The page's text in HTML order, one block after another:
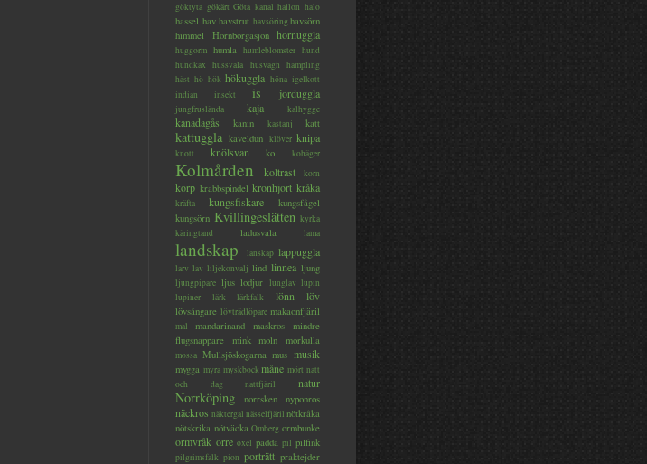
göktyta gökärt Göta kanal hallon halo
hassel hav havstrut havsöring havsörn
himmel
Hornborgasjön hornuggla
huggorm humla humleblomster hund
hundkäx
hussvala husvagn
hämpling
häst hö hök hökuggla höna igelkott
indian
insekt is jorduggla
jungfruslända kaja kalhygge
kanadagås kanin kastanj katt
kattuggla kaveldun klöver knipa
knott knölsvan ko kohäger
Kolmården koltrast korn
korp krabbspindel kronhjort kråka
kräfta kungsfiskare
kungsfågel
kungsörn Kvillingeslätten kyrka
käringtand
ladusvala lama
landskap lanskap lappuggla
larv lav liljekonvalj lind linnea ljung
ljungpipare ljus lodjur lunglav lupin
lupiner
lärk lärkfalk lönn löv
lövsångare lövträdlöpare makaonfjäril
mal mandarinand maskros
mindre
flugsnappare
mink moln morkulla
mossa Mullsjöskogarna mus musik
mygga myra myskbock måne mört natt
och dag
nattfjäril natur
Norrköping norrsken nyponros
näckros näktergal nässelfjäril nötkråka
nötskrika nötväcka Omberg ormbunke
ormvråk orre oxel padda pil pilfink
pilgrimsfalk pion porträtt praktejder